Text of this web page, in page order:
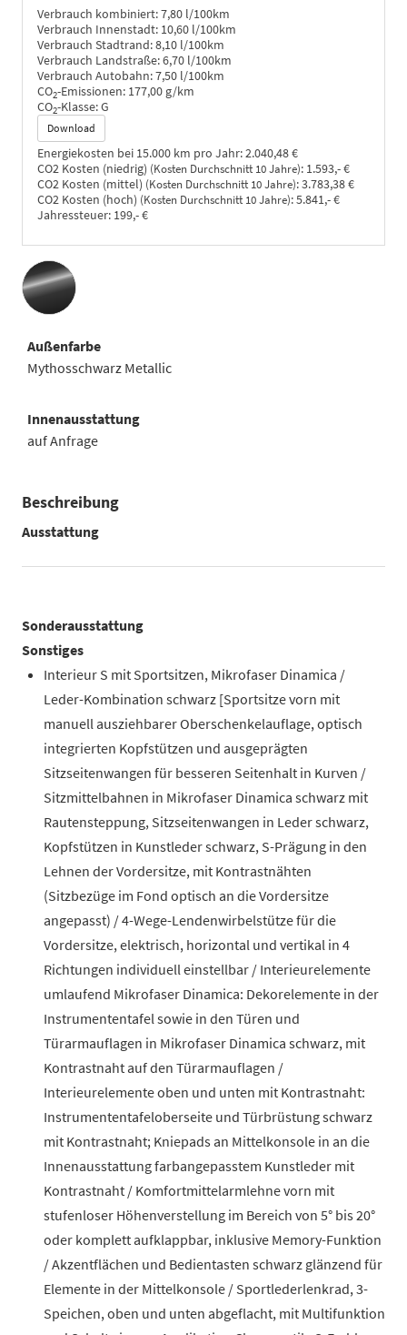
Verbrauch kombiniert:7,80 l/100km
Verbrauch Innenstadt: 10,60 l/100km
Verbrauch Stadtrand:8,10 l/100km
Verbrauch Landstraße:6,70 l/100km
Verbrauch Autobahn:7,50 l/100km
CO2-Emissionen: 177,00 g/km
CO2-Klasse:G
Download
Energiekosten bei 15.000 km pro Jahr:2.040,48 €
CO2 Kosten (niedrig) (Kosten Durchschnitt 10 Jahre): 1.593,- €
CO2 Kosten (mittel) (Kosten Durchschnitt 10 Jahre):3.783,38 €
CO2 Kosten (hoch) (Kosten Durchschnitt 10 Jahre):5.841,- €
Jahressteuer: 199,- €
Außenfarbe
Mythosschwarz Metallic
Innenausstattung
auf Anfrage
Beschreibung
Ausstattung
Sonderausstattung
Sonstiges
Interieur S mit Sportsitzen, Mikrofaser Dinamica /
Leder-Kombination schwarz [Sportsitze vorn mit
manuell ausziehbarer Oberschenkelauflage, optisch
integrierten Kopfstützen und ausgeprägten
Sitzseitenwangen für besseren Seitenhalt in Kurven /
Sitzmittelbahnen in Mikrofaser Dinamica schwarz mit
Rautensteppung, Sitzseitenwangen in Leder schwarz,
Kopfstützen in Kunstleder schwarz, S-Prägung in den
Lehnen der Vordersitze, mit Kontrastnähten
(Sitzbezüge im Fond optisch an die Vordersitze
angepasst) / 4-Wege-Lendenwirbelstütze für die
Vordersitze, elektrisch, horizontal und vertikal in 4
Richtungen individuell einstellbar / Interieurelemente
umlaufend Mikrofaser Dinamica: Dekorelemente in der
Instrumententafel sowie in den Türen und
Türarmauflagen in Mikrofaser Dinamica schwarz, mit
Kontrastnaht auf den Türarmauflagen /
Interieurelemente oben und unten mit Kontrastnaht:
Instrumententafeloberseite und Türbrüstung schwarz
mit Kontrastnaht; Kniepads an Mittelkonsole in an die
Innenausstattung farbangepasstem Kunstleder mit
Kontrastnaht / Komfortmittelarmlehne vorn mit
stufenloser Höhenverstellung im Bereich von 5° bis 20°
oder komplett aufklappbar, inklusive Memory-Funktion
/ Akzentflächen und Bedientasten schwarz glänzend für
Elemente in der Mittelkonsole / Sportlederlenkrad, 3-
Speichen, oben und unten abgeflacht, mit Multifunktion